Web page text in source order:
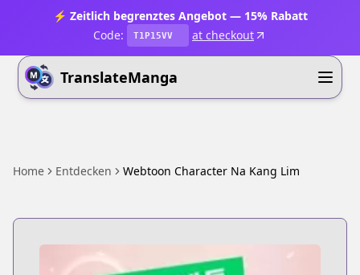
⚡ Zeitlich begrenztes Angebot — 15% Rabatt
Code:
T1P15VV at checkout
TranslateManga
Home Entdecken Webtoon Character Na Kang Lim